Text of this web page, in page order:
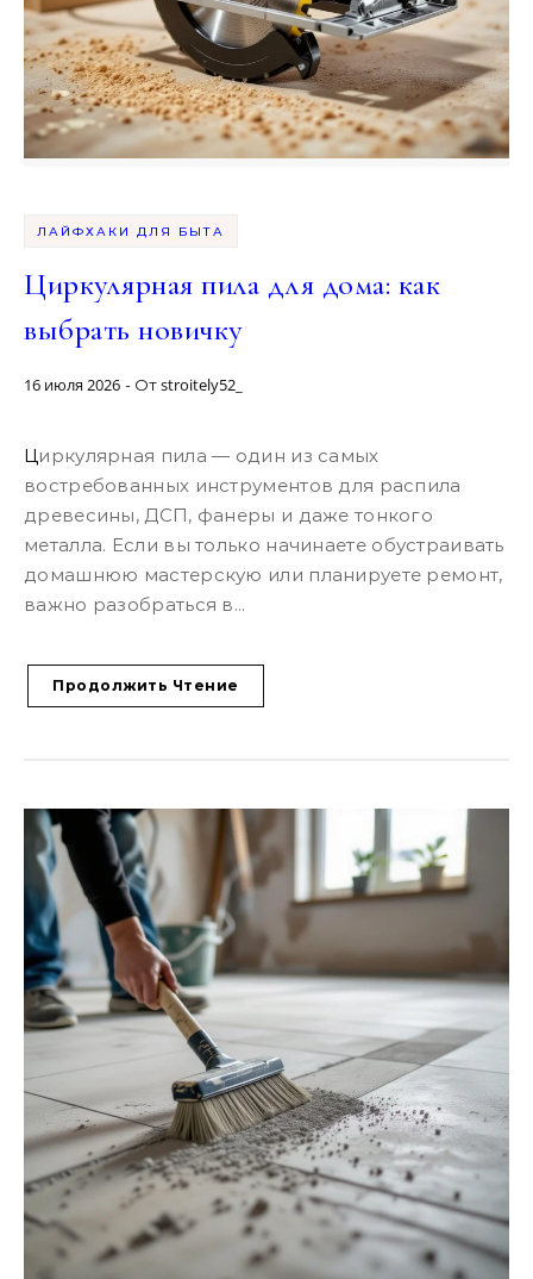
ЛАЙФХАКИ ДЛЯ БЫТА
Циркулярная пила для дома: как
выбрать новичку
16 июля 2026 - Отstroitely52_
Циркулярная пила — один из самых
востребованных инструментов для распила
древесины, ДСП, фанеры и даже тонкого
металла. Если вы только начинаете обустраивать
домашнюю мастерскую или планируете ремонт,
важно разобраться в...
Продолжить Чтение